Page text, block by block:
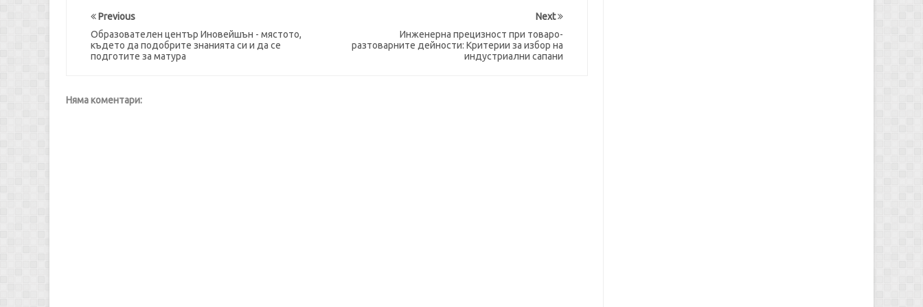
Next
Инженерна прецизност при товаро-
разтоварните дейности: Критерии за избор на
индустриални сапани
Previous
Образователен център Иновейшън - мястото,
където да подобрите знанията си и да се
подготите за матура
Няма коментари: